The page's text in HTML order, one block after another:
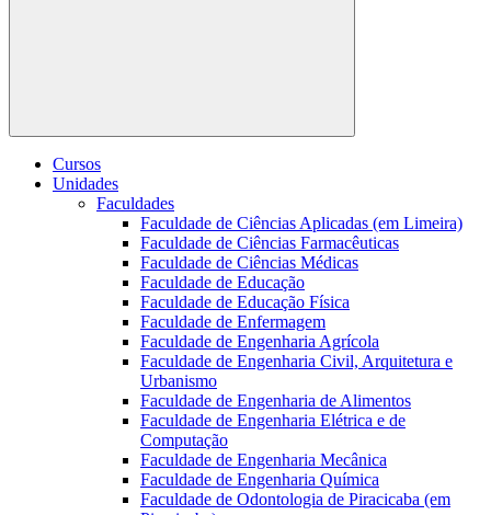
Buscar
Cursos
Unidades
Faculdades
Faculdade de Ciências Aplicadas (em Limeira)
Faculdade de Ciências Farmacêuticas
Faculdade de Ciências Médicas
Faculdade de Educação
Faculdade de Educação Física
Faculdade de Enfermagem
Faculdade de Engenharia Agrícola
Faculdade de Engenharia Civil, Arquitetura e
Urbanismo
Faculdade de Engenharia de Alimentos
Faculdade de Engenharia Elétrica e de
Computação
Faculdade de Engenharia Mecânica
Faculdade de Engenharia Química
Faculdade de Odontologia de Piracicaba (em